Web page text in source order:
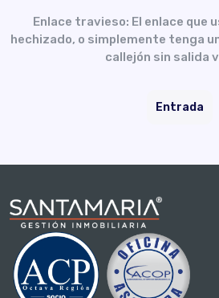
Enlace travieso: El enlace que
hechizado, o simplemente tenga
callejón sin salida
Entrada